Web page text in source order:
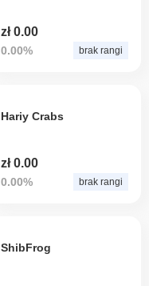
zł 0.00
0.00% brak rangi
Hariy Crabs
zł 0.00
0.00% brak rangi
ShibFrog